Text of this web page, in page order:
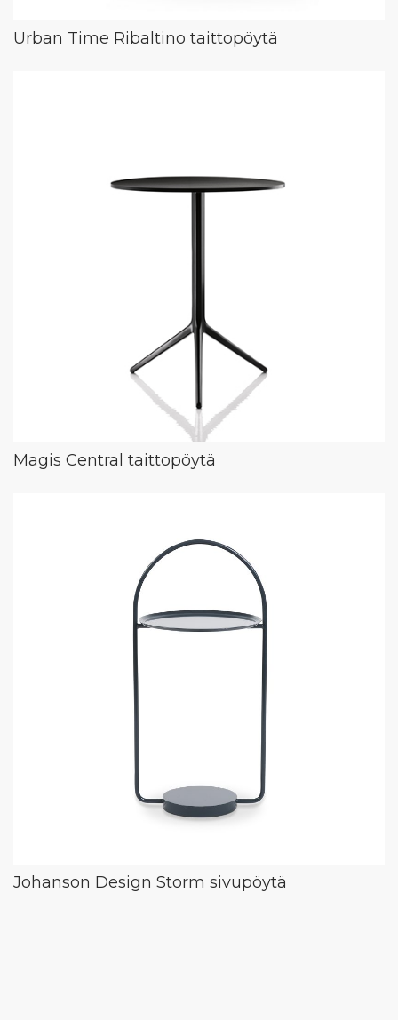
Urban Time Ribaltino taittopöytä
Magis Central taittopöytä
Johanson Design Storm sivupöytä